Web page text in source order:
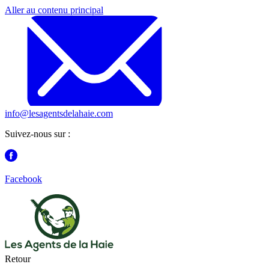
Aller au contenu principal
info@lesagentsdelahaie.com
Suivez-nous sur :
Facebook
Retour